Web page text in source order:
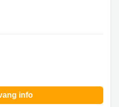
Utrecht
info